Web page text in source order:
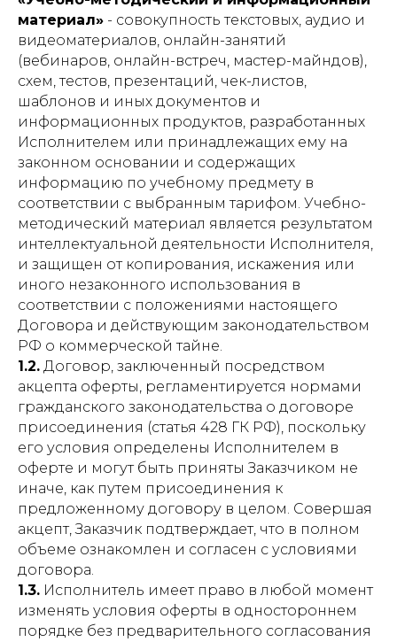
материал» - совокупность текстовых, аудио и
видеоматериалов, онлайн-занятий
(вебинаров, онлайн-встреч, мастер-майндов),
схем, тестов, презентаций, чек-листов,
шаблонов и иных документов и
информационных продуктов, разработанных
Исполнителем или принадлежащих ему на
законном основании и содержащих
информацию по учебному предмету в
соответствии с выбранным тарифом. Учебно-
методический материал является результатом
интеллектуальной деятельности Исполнителя,
и защищен от копирования, искажения или
иного незаконного использования в
соответствии с положениями настоящего
Договора и действующим законодательством
РФ о коммерческой тайне.
1.2. Договор, заключенный посредством
акцепта оферты, регламентируется нормами
гражданского законодательства о договоре
присоединения (статья 428 ГК РФ), поскольку
его условия определены Исполнителем в
оферте и могут быть приняты Заказчиком не
иначе, как путем присоединения к
предложенному договору в целом. Совершая
акцепт, Заказчик подтверждает, что в полном
объеме ознакомлен и согласен с условиями
договора.
1.3. Исполнитель имеет право в любой момент
изменять условия оферты в одностороннем
порядке без предварительного согласования